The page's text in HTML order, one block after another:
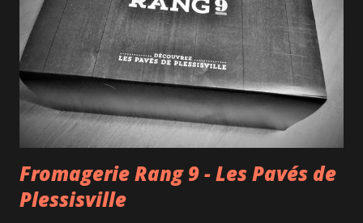
naturelle est bien aménagée : belvédère, sentiers balisés,
tables de pique-nique, tout ce qu'il faut pour une
promenade sympathique. Les arbres tout nus sont un peu
tristes et le jeu sera d'éviter les dernières plaques de
neige. Mais la nature se réveille t...
Fromagerie Rang 9 - Les Pavés de
Plessisville